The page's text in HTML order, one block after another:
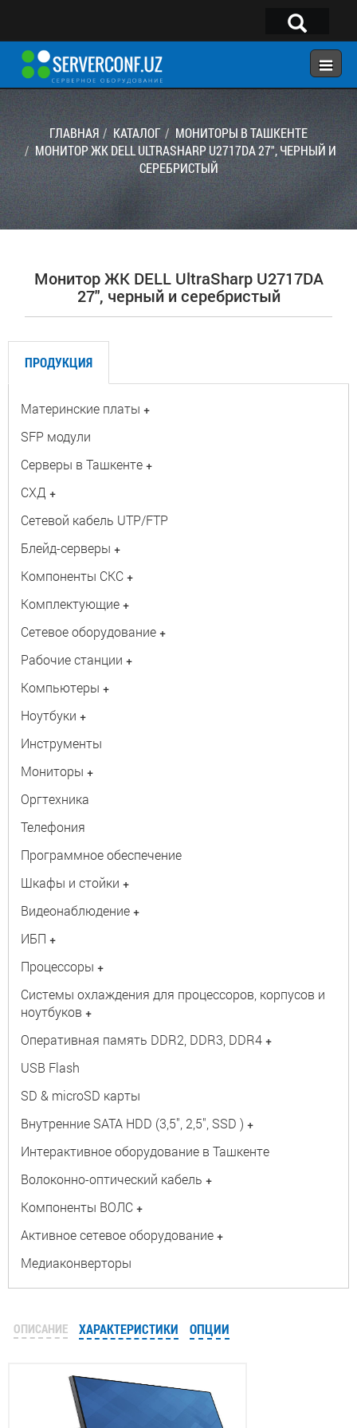
×
ГЛАВНАЯ
КОНФИГУРАТОР
КАТАЛОГ
УСЛУГИ
КОНТАКТЫ
Telegram:@serverconf_uz
Тел: (90) 932-18-00
ГЛАВНАЯ КАТАЛОГ
МОНИТОРЫ В ТАШКЕНТЕ
МОНИТОР ЖК DELL ULTRASHARP U2717DA 27", ЧЕРНЫЙ И
СЕРЕБРИСТЫЙ
Монитор ЖК DELL UltraSharp U2717DA
27", черный и серебристый
ПРОДУКЦИЯ
Материнские платы +
SFP модули
Серверы в Ташкенте +
СХД +
Сетевой кабель UTP/FTP
Блейд-серверы +
Компоненты СКС +
Комплектующие +
Сетевое оборудование +
Рабочие станции +
Компьютеры +
Ноутбуки +
Инструменты
Мониторы +
Оргтехника
Телефония
Программное обеспечение
Шкафы и стойки +
Видеонаблюдение +
ИБП +
Процессоры +
Системы охлаждения для процессоров, корпусов и
ноутбуков +
Оперативная память DDR2, DDR3, DDR4 +
USB Flash
SD & microSD карты
Внутренние SATA HDD (3,5", 2,5", SSD ) +
Интерактивное оборудование в Ташкенте
Волоконно-оптический кабель +
Компоненты ВОЛС +
Активное сетевое оборудование +
Медиаконверторы
ОПИСАНИЕ ХАРАКТЕРИСТИКИ ОПЦИИ